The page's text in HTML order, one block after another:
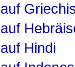
Hindi